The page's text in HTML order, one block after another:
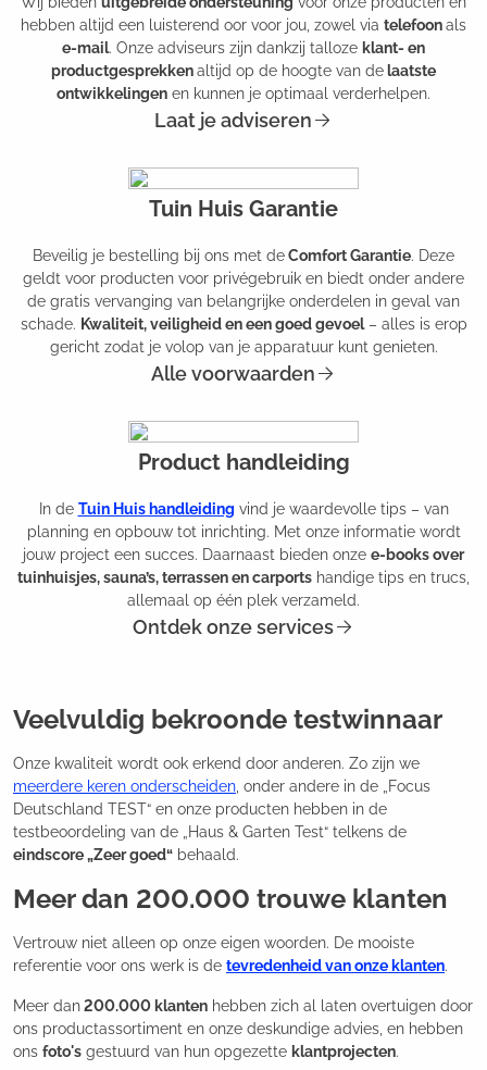
hebben altijd een luisterend oor voor jou, zowel via telefoonals
e-mail. Onze adviseurs zijn dankzij talloze klant- en
productgesprekkenaltijd op de hoogte van delaatste
ontwikkelingen en kunnen je optimaal verderhelpen.
Laat je adviseren
Tuin Huis Garantie
Beveilig je bestelling bij ons met deComfort Garantie. Deze
geldt voor producten voor privégebruik en biedt onder andere
de gratis vervanging van belangrijke onderdelen in geval van
schade. Kwaliteit, veiligheid en een goed gevoel– alles is erop
gericht zodat je volop van je apparatuur kunt genieten.
Alle voorwaarden
Product handleiding
In de Tuin Huis handleiding vind je waardevolle tips – van
planning en opbouw tot inrichting. Met onze informatie wordt
jouw project een succes. Daarnaast bieden onze e-books over
tuinhuisjes, sauna’s, terrassen en carports handige tips en trucs,
allemaal op één plek verzameld.
Ontdek onze services
Veelvuldig bekroonde testwinnaar
Onze kwaliteit wordt ook erkend door anderen. Zo zijn we
meerdere keren onderscheiden, onder andere in de „Focus
Deutschland TEST“ en onze producten hebben in de
testbeoordeling van de „Haus & Garten Test“ telkens de
eindscore „Zeer goed“ behaald.
Meer dan 200.000 trouwe klanten
Vertrouw niet alleen op onze eigen woorden. De mooiste
referentie voor ons werk is de tevredenheid van onze klanten.
Meer dan200.000 klanten hebben zich al laten overtuigen door
ons productassortiment en onze deskundige advies, en hebben
ons foto's gestuurd van hun opgezette klantprojecten.